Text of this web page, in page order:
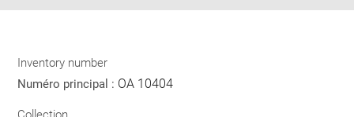
Inventory number
Numéro principal : OA 10404